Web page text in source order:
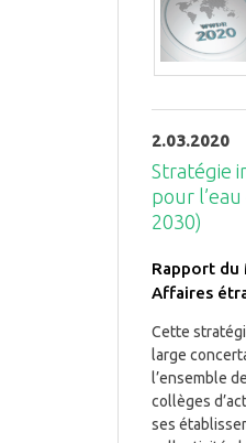
2.03.2020
Stratégie
pour
2030)
Rapport du
Affaires
Cette
large
l’ensemble
collèges
ses